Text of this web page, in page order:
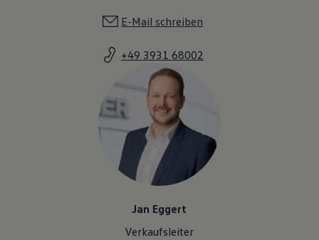
E-Mail schreiben
+49 3931 68002
Jan Eggert
Verkaufsleiter